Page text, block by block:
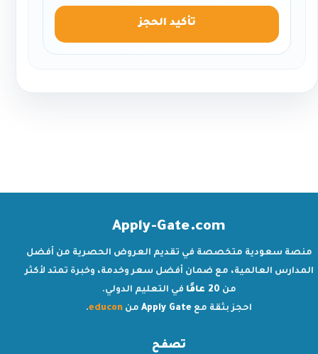
تأكيد الحجز
Apply-Gate.com
منصة سعودية متخصصة في تقديم العروض الحصرية من أفضل
المدارس العالمية، مع ضمان أفضل سعر وخدمة، وخبرة تمتد لأكثر
من 20 عامًا
في التعليم الدولي.
احجز بثقة مع Apply Gate من educon
.
تصفح